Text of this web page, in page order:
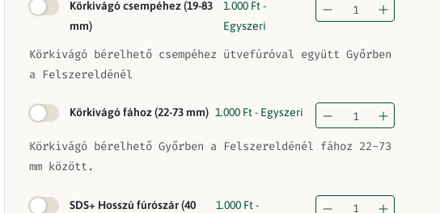
Körkivágó csempéhez (19-83
mm)
1.000 Ft-
Egyszeri
Körkivágó bérelhető csempéhez ütvefúróval együtt Győrben
a Felszereldénél
Körkivágó fához (22-73 mm) 1.000 Ft- Egyszeri
Körkivágó bérelhető Győrben a Felszereldénél fához 22-73
mm között.
SDS+ Hosszú fúrószár (40
1.000 Ft-